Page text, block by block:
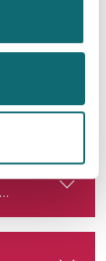
Elections: